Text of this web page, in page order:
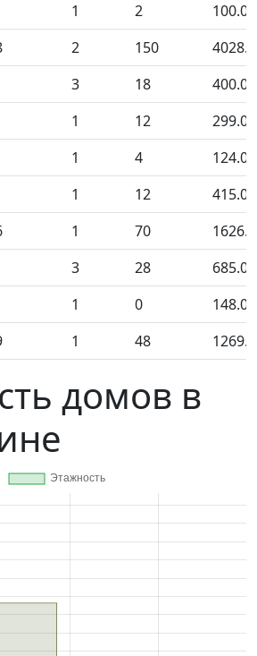
1 2
100.00
2 150
3 18
400.00
1 12
299.00
1 4
124.00
1 12
415.00
1 70
3 28
685.00
1 0
148.00
1 48
домов в